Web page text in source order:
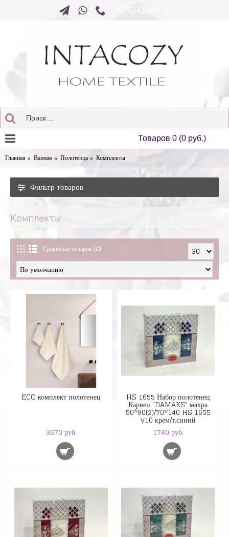
+79959050976
Товаров 0 (0 руб.)
Главная Ванная Полотенца Комплекты
Фильтр товаров
Комплекты
Сравнение товаров (0)
ECO комплект полотенец
3670 руб.
HS 1655 Набор полотенец
Карвен "DAMAKS" махра
50*90(2)/70*140 HS 1655
v10 крем/т.синий
1740 руб.